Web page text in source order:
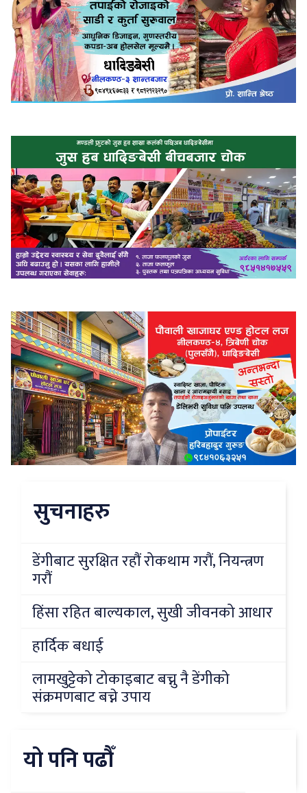
सुचनाहरु
डेंगीबाट सुरक्षित रहौं रोकथाम गरौं, नियन्त्रण
गरौं
हिंसा रहित बाल्यकाल, सुखी जीवनको आधार
हार्दिक बधाई
लामखुट्टेको टोकाइबाट बच्नु नै डेंगीको
संक्रमणबाट बच्ने उपाय
यो पनि पढौँ